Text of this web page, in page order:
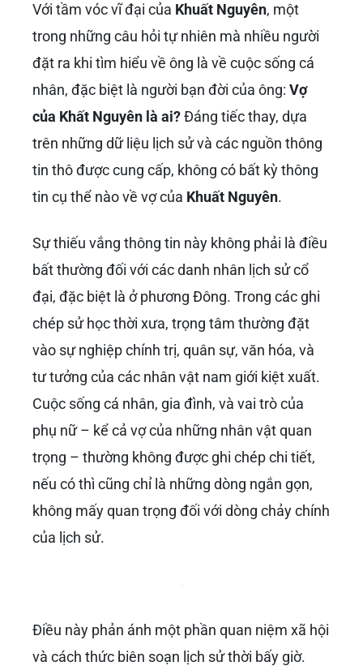
Với tầm vóc vĩ đại của Khuất Nguyên, một
trong những câu hỏi tự nhiên mà nhiều người
đặt ra khi tìm hiểu về ông là về cuộc sống cá
nhân, đặc biệt là người bạn đời của ông: Vợ
của Khất Nguyên là ai?Đáng tiếc thay, dựa
trên những dữ liệu lịch sử và các nguồn thông
tin thô được cung cấp, không có bất kỳ thông
tin cụ thể nào về vợ của Khuất Nguyên.
Sự thiếu vắng thông tin này không phải là điều
bất thường đối với các danh nhân lịch sử cổ
đại, đặc biệt là ở phương Đông. Trong các ghi
chép sử học thời xưa, trọng tâm thường đặt
vào sự nghiệp chính trị, quân sự, văn hóa, và
tư tưởng của các nhân vật nam giới kiệt xuất.
Cuộc sống cá nhân, gia đình, và vai trò của
phụ nữ – kể cả vợ của những nhân vật quan
trọng – thường không được ghi chép chi tiết,
nếu có thì cũng chỉ là những dòng ngắn gọn,
không mấy quan trọng đối với dòng chảy chính
của lịch sử.
Điều này phản ánh một phần quan niệm xã hội
và cách thức biên soạn lịch sử thời bấy giờ.